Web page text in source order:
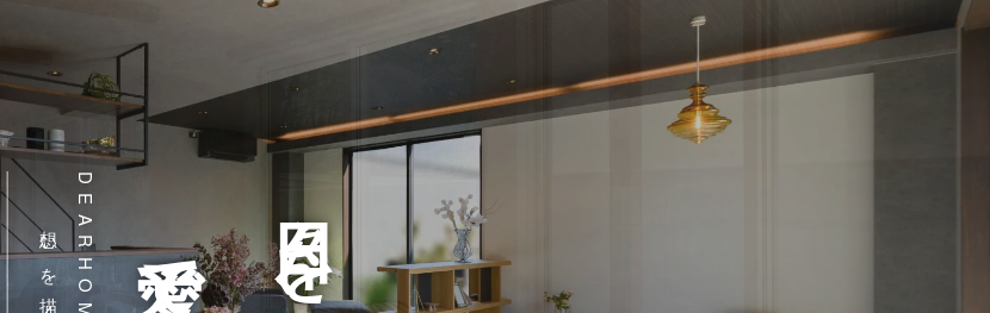
日々を、
DEARHOME.
想いを描く家